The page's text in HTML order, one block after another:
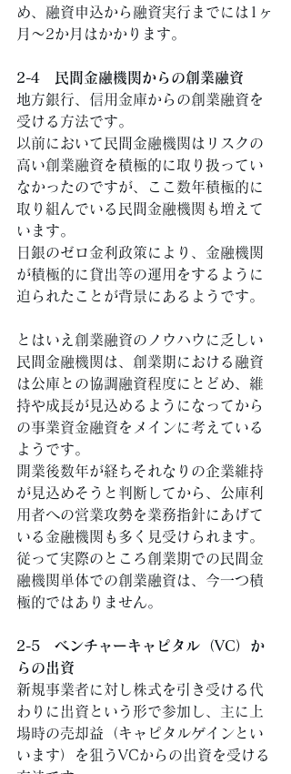
め、融資申込から融資実行までには1ヶ
月～2か月はかかります。
2-4　民間金融機関からの創業融資
地方銀行、信用金庫からの創業融資を
受ける方法です。
以前において民間金融機関はリスクの
高い創業融資を積極的に取り扱ってい
なかったのですが、ここ数年積極的に
取り組んでいる民間金融機関も増えて
います。
日銀のゼロ金利政策により、金融機関
が積極的に貸出等の運用をするように
迫られたことが背景にあるようです。
とはいえ創業融資のノウハウに乏しい
民間金融機関は、創業期における融資
は公庫との協調融資程度にとどめ、維
持や成長が見込めるようになってから
の事業資金融資をメインに考えている
ようです。
開業後数年が経ちそれなりの企業維持
が見込めそうと判断してから、公庫利
用者への営業攻勢を業務指針にあげて
いる金融機関も多く見受けられます。
従って実際のところ創業期での民間金
融機関単体での創業融資は、今一つ積
極的ではありません。
2-5　ベンチャーキャピタル（VC）か
らの出資
新規事業者に対し株式を引き受ける代
わりに出資という形で参加し、主に上
場時の売却益（キャピタルゲインとい
います）を狙うVCからの出資を受ける